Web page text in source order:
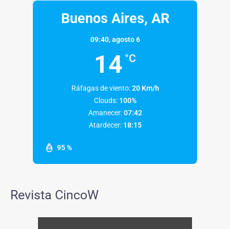
Buenos Aires, AR
09:40,agosto 6
14 °C
95 %
Ráfagas de viento: 20 Km/h
Clouds: 100%
Amanecer: 07:42
Atardecer: 18:15
Revista CincoW